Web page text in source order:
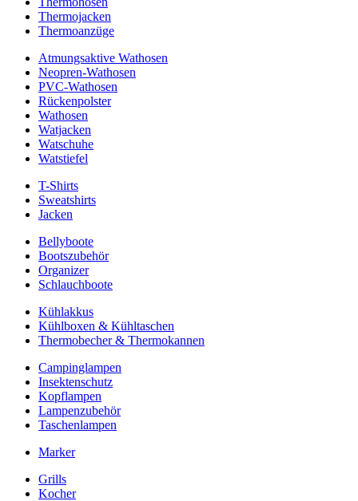
Thermojacken
Thermoanzüge
Atmungsaktive Wathosen
Neopren-Wathosen
PVC-Wathosen
Rückenpolster
Wathosen
Watjacken
Watschuhe
Watstiefel
T-Shirts
Sweatshirts
Jacken
Bellyboote
Bootszubehör
Organizer
Schlauchboote
Kühlakkus
Kühlboxen & Kühltaschen
Thermobecher & Thermokannen
Campinglampen
Insektenschutz
Kopflampen
Lampenzubehör
Taschenlampen
Marker
Grills
Kocher